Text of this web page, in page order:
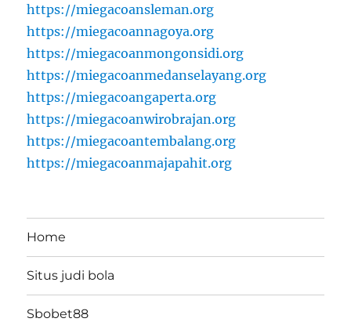
https://miegacoansleman.org
https://miegacoannagoya.org
https://miegacoanmongonsidi.org
https://miegacoanmedanselayang.org
https://miegacoangaperta.org
https://miegacoanwirobrajan.org
https://miegacoantembalang.org
https://miegacoanmajapahit.org
Home
Situs judi bola
Sbobet88